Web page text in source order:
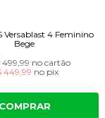
Versablast 4 Feminino
Bege
499,99 no cartão
449,99 no pix
COMPRAR